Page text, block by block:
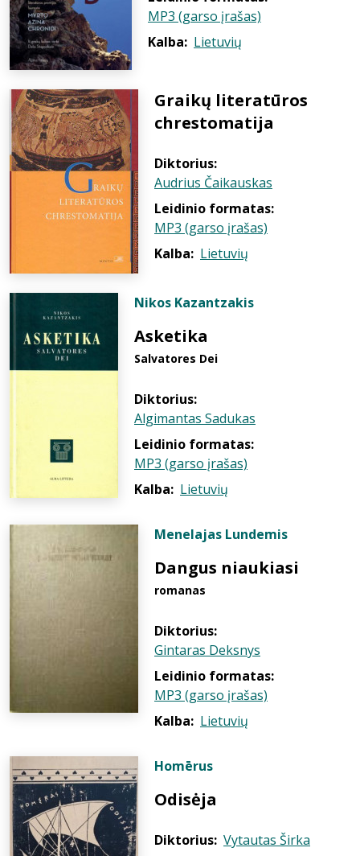
MP3 (garso įrašas)
Kalba: Lietuvių
Graikų literatūros
chrestomatija
Diktorius:
Audrius Čaikauskas
Leidinio formatas:
MP3 (garso įrašas)
Kalba: Lietuvių
Nikos Kazantzakis
Asketika
Salvatores Dei
Diktorius:
Algimantas Sadukas
Leidinio formatas:
MP3 (garso įrašas)
Kalba: Lietuvių
Menelajas Lundemis
Dangus niaukiasi
romanas
Diktorius:
Gintaras Deksnys
Leidinio formatas:
MP3 (garso įrašas)
Kalba: Lietuvių
Homērus
Odisėja
Diktorius: Vytautas Širka